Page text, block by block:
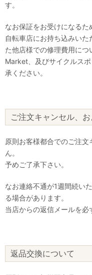
す。
なお保証をお受けになる
自転車店にお持ち込みい
た他店様での修理費用につ
Market、及びサイクルス
承ください。
ご注文キャンセル、
原則お客様都合でのご注
ん。
予めご了承下さい。
なお連絡不通が1週間続い
る場合があります。
当店からの返信メールを必
返品交換について